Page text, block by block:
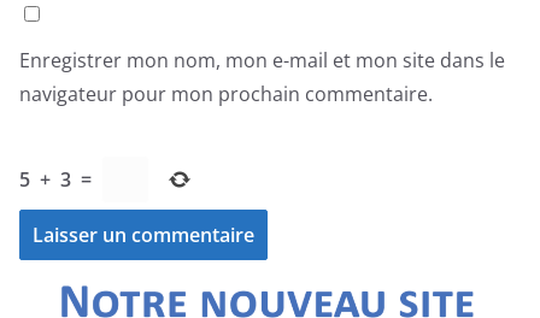
Enregistrer mon nom, mon e-mail et mon site dans le
navigateur pour mon prochain commentaire.
5 + 3 =